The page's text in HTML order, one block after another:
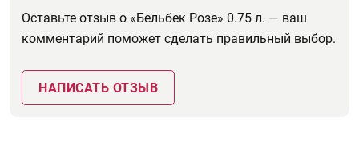
Оставьте отзыв о «Бельбек Розе» 0.75 л. — ваш
комментарий поможет сделать правильный выбор.
НАПИСАТЬ ОТЗЫВ